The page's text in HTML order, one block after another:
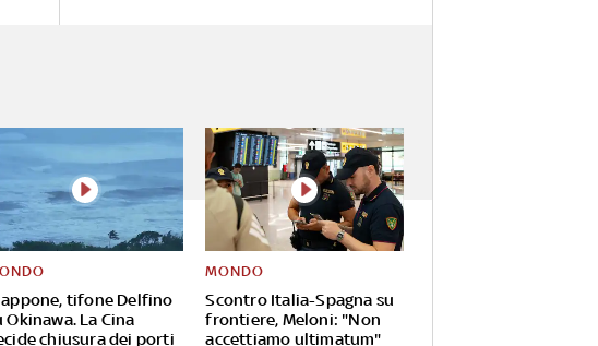
tifone Delfino
Okinawa. La Cina
chiusura dei porti
Scontro Italia-Spagna su
frontiere, Meloni: "Non
accettiamo ultimatum"
MONDO